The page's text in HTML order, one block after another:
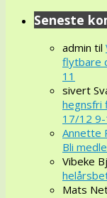
Seneste
admin til
flytbare
11
sivert
hegnsfri
17/12 9-
Annette
Bli
Vibeke
Mats